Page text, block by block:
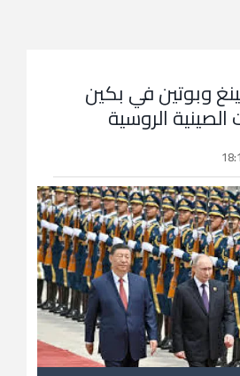
وبوتين في بكين
الروسية